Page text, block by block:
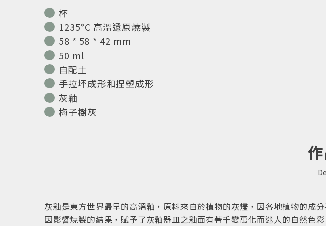
杯
1235°C 高溫還原燒製
58 * 58 * 42 mm
50 ml
自配土
手拉坏成形和捏塑成形
灰釉
梅子樹灰
灰釉是東方世界最早的高溫釉，原料來自於植物的灰燼，因各地植物的成
因影響燒製的結果，賦予了灰釉器皿之釉面有著千變萬化而迷人的自然色彩